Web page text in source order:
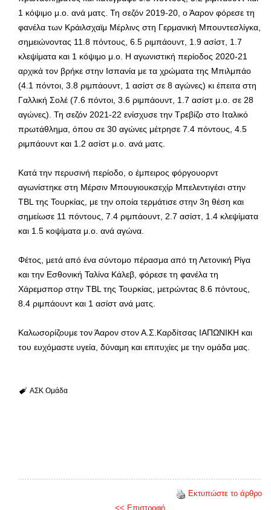
1 κόψιμο μ.ο. ανά ματς. Τη σεζόν 2019-20, ο Άαρον φόρεσε τη
φανέλα των Κράιλσχαϊμ Μέρλινς στη Γερμανική Μπουντεσλίγκα,
σημειώνοντας 11.8 πόντους, 6.5 ριμπάουντ, 1.9 ασίστ, 1.7
κλεψίματα και 1 κόψιμο μ.ο. Η αγωνιστική περίοδος 2020-21
αρχικά τον βρήκε στην Ισπανία με τα χρώματα της Μπιλμπάο
(4.1 πόντοι, 3.8 ριμπάουντ, 1 ασίστ σε 8 αγώνες) κι έπειτα στη
Γαλλική Σολέ (7.6 πόντοι, 3.6 ριμπάουντ, 1.7 ασίστ μ.ο. σε 28
αγώνες). Τη σεζόν 2021-22 ενίσχυσε την Τρεβίζο στο Ιταλικό
πρωτάθλημα, όπου σε 30 αγώνες μέτρησε 7.4 πόντους, 4.5
ριμπάουντ και 1.2 ασίστ μ.ο. ανά ματς.
Κατά την περυσινή περίοδο, ο έμπειρος φόργουορντ
αγωνίστηκε στη Μέρσιν Μπουγιουκσεχίρ Μπελεντιγέσι στην
TBL της Τουρκίας, με την οποία τερμάτισε στην 3η θέση και
σημείωσε 11 πόντους, 7.4 ριμπάουντ, 2.7 ασίστ, 1.4 κλεψίματα
και 1.5 κοψίματα μ.ο. ανά αγώνα.
Φέτος, μετά από ένα σύντομο πέρασμα από τη Λετονική Ρίγα
και την Εσθονική Ταλίνα Κάλεβ, φόρεσε τη φανέλα τη
Χάρεμσπορ στην TBL της Τουρκίας, μετρώντας 8.6 πόντους,
8.4 ριμπάουντ και 1 ασίστ ανά ματς.
Καλωσορίζουμε τον Άαρον στον Α.Σ.Καρδίτσας ΙΑΠΩΝΙΚΗ και
του ευχόμαστε υγεία, δύναμη και επιτυχίες με την ομάδα μας.
ΑΣΚ Ομάδα
Εκτυπώστε το άρθρο
<< Επιστροφή